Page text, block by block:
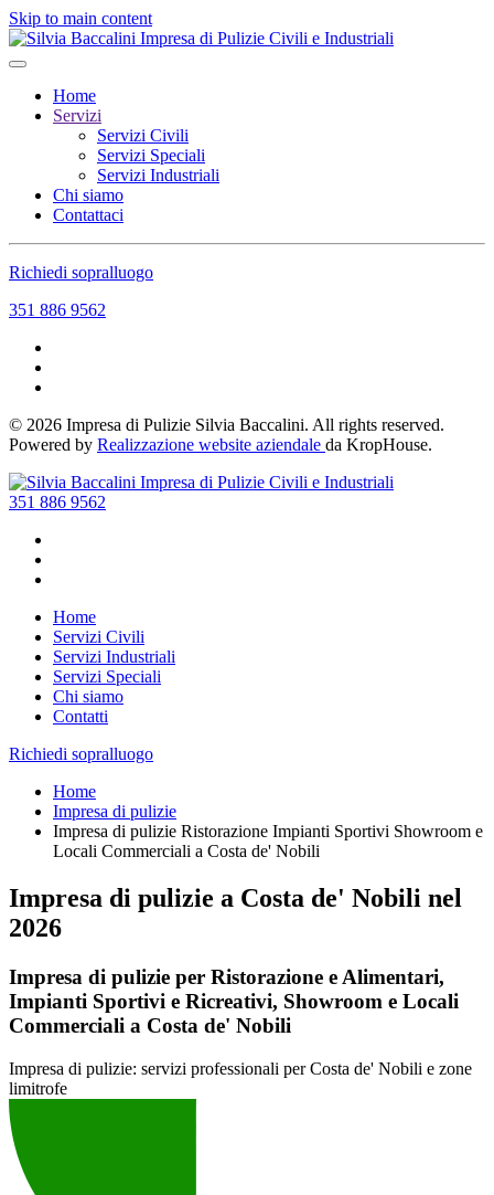
Skip to main content
Home
Servizi
Servizi Civili
Servizi Speciali
Servizi Industriali
Chi siamo
Contattaci
Richiedi sopralluogo
351 886 9562
© 2026 Impresa di Pulizie Silvia Baccalini. All rights reserved.
Powered by Realizzazione website aziendale da KropHouse.
351 886 9562
Home
Servizi Civili
Servizi Industriali
Servizi Speciali
Chi siamo
Contatti
Richiedi sopralluogo
Home
Impresa di pulizie
Impresa di pulizie Ristorazione Impianti Sportivi Showroom e
Locali Commerciali a Costa de' Nobili
Impresa di pulizie a Costa de' Nobili nel
2026
Impresa di pulizie per Ristorazione e Alimentari,
Impianti Sportivi e Ricreativi, Showroom e Locali
Commerciali a Costa de' Nobili
Impresa di pulizie: servizi professionali per Costa de' Nobili e zone
limitrofe